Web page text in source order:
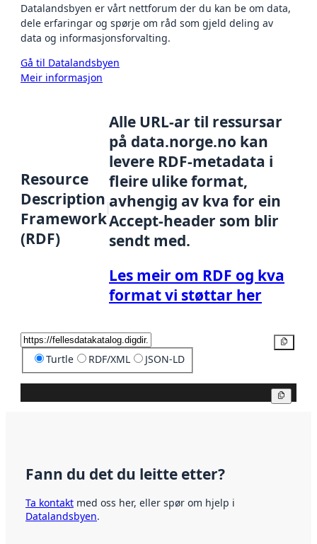
Datalandsbyen er vårt nettforum der du kan be om data,
dele erfaringar og spørje om råd som gjeld deling av
data og informasjonsforvalting.
Gå til Datalandsbyen
Meir informasjon
Resource
Description
Framework
(RDF)
Alle URL-ar til ressursar
på data.norge.no kan
levere RDF-metadata i
fleire ulike format,
avhengig av kva for ein
Accept-header som blir
sendt med.
Les meir om RDF og kva
format vi støttar her
Turtle RDF/XML JSON-LD
Fann du det du leitte etter?
Ta kontakt med oss her, eller spør om hjelp i
Datalandsbyen.